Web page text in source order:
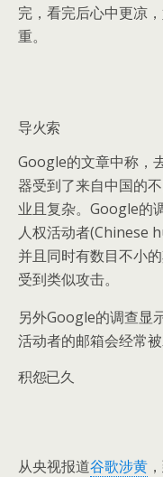
完，看完后心中更凉
重。
导火索
Google的文章中称，
器受到了来自中国的
业且复杂。Google的
人权活动者(Chinese
并且同时有数目不小
受到类似攻击。
另外Google的调查显
活动者的邮箱会经常
积怨已久
从央视报道谷歌涉黄